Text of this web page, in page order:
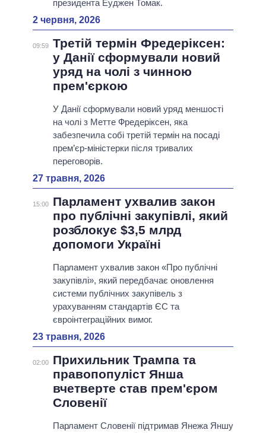
президента Еуджен Томак.
2 червня, 2026
09:59 Третій термін Фредеріксен:
у Данії сформували новий
уряд на чолі з чинною
прем'єркою
У Данії сформували новий уряд меншості
на чолі з Метте Фредеріксен, яка
забезпечила собі третій термін на посаді
прем’єр-міністерки після тривалих
переговорів.
27 травня, 2026
15:00
Парламент ухвалив закон
про публічні закупівлі, який
розблокує $3,5 млрд
допомоги Україні
Парламент ухвалив закон «Про публічні
закупівлі», який передбачає оновлення
системи публічних закупівель з
урахуванням стандартів ЄС та
євроінтеграційних вимог.
23 травня, 2026
02:00
Прихильник Трампа та
правопопуліст Янша
вчетверте став прем'єром
Словенії
Парламент Словенії підтримав Янежа Яншу